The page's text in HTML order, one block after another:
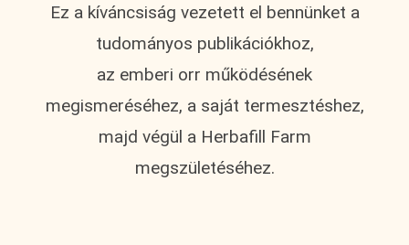
Ez a kíváncsiság vezetett el bennünket a
tudományos publikációkhoz,
az emberi orr működésének
megismeréséhez, a saját termesztéshez,
majd végül a Herbafill Farm
megszületéséhez.